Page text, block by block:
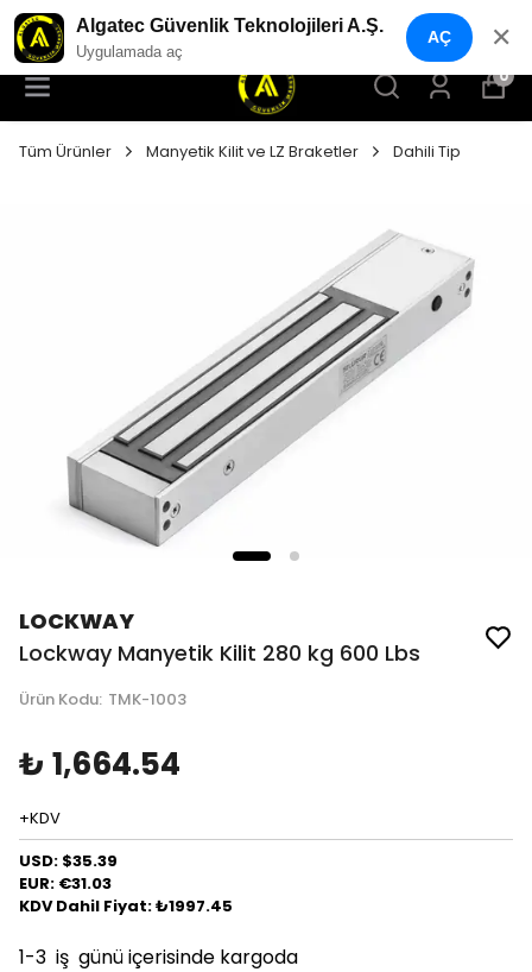
YENI NESIL GÜVENLIK GEÇIŞ SISTEMLERI
0
Tüm Ürünler Manyetik Kilit ve LZ Braketler Dahili Tip
LOCKWAY
Lockway Manyetik Kilit 280 kg 600 Lbs
Ürün Kodu: TMK-1003
₺ 1,664.54
+KDV
USD: $35.39
EUR: €31.03
KDV Dahil Fiyat: ₺1997.45
1-3 iş günü içerisinde kargoda
Algatec Güvenlik Teknolojileri A.Ş.
Uygulamada aç
AÇ ✕